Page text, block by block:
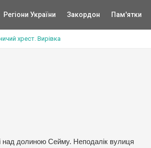
Регіони України Закордон Пам'ятки
хрест. Вирівка
над долиною Сейму. Неподалік вулиця